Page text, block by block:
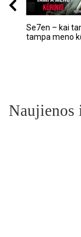
Se7en – kai
tampa meno
Naujienos